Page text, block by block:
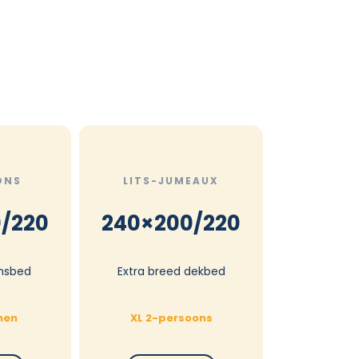
220
LITS-JUMEAUX
240×200/220
Extra breed dekbed
XL 2-persoons